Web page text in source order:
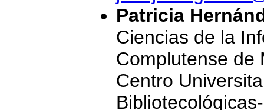
Patricia
Ciencias de la
Complutense de
Centro